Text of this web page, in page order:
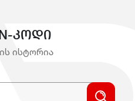
კოდი
ისტორია